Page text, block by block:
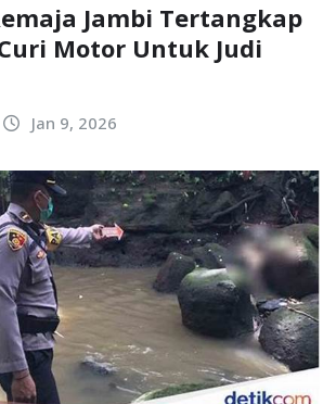
Jambi Tertangkap
Motor Untuk Judi
Jan 9, 2026